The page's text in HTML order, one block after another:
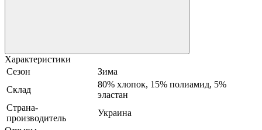
Характеристики
Сезон
Зима
Склад
80% хлопок, 15% полиамид, 5%
эластан
Страна-
производитель
Украина